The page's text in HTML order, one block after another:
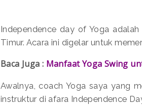
Independence day of Yoga
Timur. Acara ini digelar untuk
Baca Juga : Manfaat Yoga Swing
Awalnya, coach Yoga saya yang
instruktur di afara Independence